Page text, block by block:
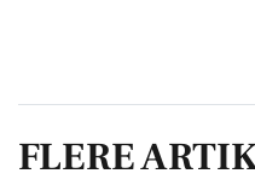
FLERE